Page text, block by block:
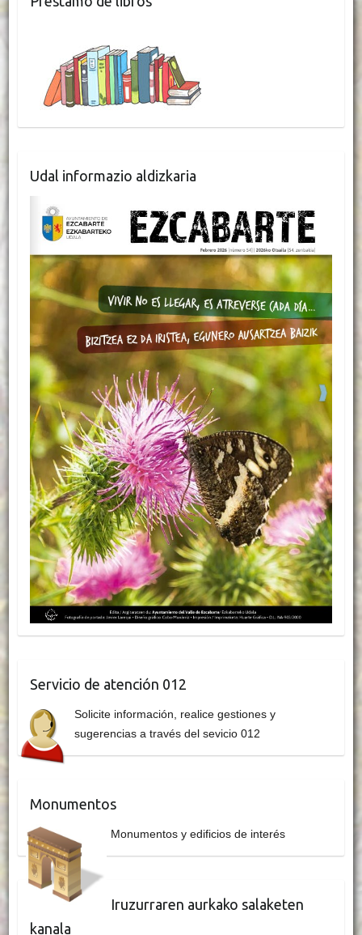
Udal informazio aldizkaria
Servicio de atención 012
Solicite información, realice gestiones y
sugerencias a través del sevicio 012
Monumentos
Monumentos y edificios de interés
Iruzurraren aurkako salaketen
kanala